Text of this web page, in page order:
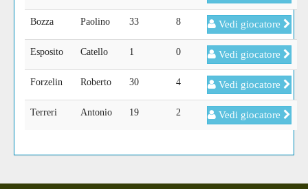
Bozza Paolino 33 8 Vedi giocatore
Esposito Catello 1 0 Vedi giocatore
Forzelin Roberto 30 4 Vedi giocatore
Terreri Antonio 19 2 Vedi giocatore